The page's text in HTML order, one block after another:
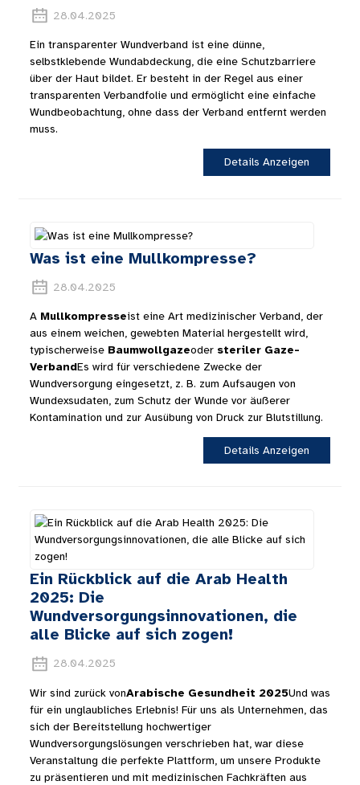
28.04.2025
Ein transparenter Wundverband ist eine dünne,
selbstklebende Wundabdeckung, die eine Schutzbarriere
über der Haut bildet. Er besteht in der Regel aus einer
transparenten Verbandfolie und ermöglicht eine einfache
Wundbeobachtung, ohne dass der Verband entfernt werden
muss.
Details Anzeigen
Was ist eine Mullkompresse?
28.04.2025
A Mullkompresseist eine Art medizinischer Verband, der
aus einem weichen, gewebten Material hergestellt wird,
typischerweise Baumwollgazeoder steriler Gaze-
VerbandEs wird für verschiedene Zwecke der
Wundversorgung eingesetzt, z. B. zum Aufsaugen von
Wundexsudaten, zum Schutz der Wunde vor äußerer
Kontamination und zur Ausübung von Druck zur Blutstillung.
Details Anzeigen
Ein Rückblick auf die Arab Health
2025: Die
Wundversorgungsinnovationen, die
alle Blicke auf sich zogen!
28.04.2025
Wir sind zurück vonArabische Gesundheit 2025Und was
für ein unglaubliches Erlebnis! Für uns als Unternehmen, das
sich der Bereitstellung hochwertiger
Wundversorgungslösungen verschrieben hat, war diese
Veranstaltung die perfekte Plattform, um unsere Produkte
zu präsentieren und mit medizinischen Fachkräften aus